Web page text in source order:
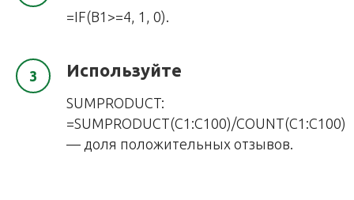
=IF(B1>=4, 1, 0).
Используйте
SUMPRODUCT:
=SUMPRODUCT(C1:C100)/COUNT(C1:C100)
— доля положительных отзывов.